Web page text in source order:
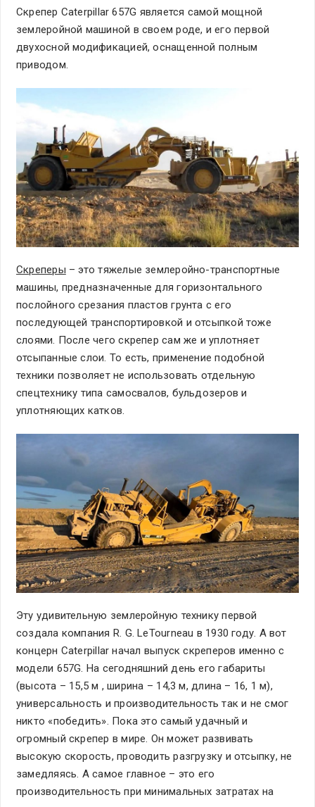
Скрепер Caterpillar 657G является самой мощной
землеройной машиной в своем роде, и его первой
двухосной модификацией, оснащенной полным
приводом.
Скреперы – это тяжелые землеройно-транспортные
машины, предназначенные для горизонтального
послойного срезания пластов грунта с его
последующей транспортировкой и отсыпкой тоже
слоями. После чего скрепер сам же и уплотняет
отсыпанные слои. То есть, применение подобной
техники позволяет не использовать отдельную
спецтехнику типа самосвалов, бульдозеров и
уплотняющих катков.
Эту удивительную землеройную технику первой
создала компания R. G. LeTourneau в 1930 году. А вот
концерн Caterpillar начал выпуск скреперов именно с
модели 657G. На сегодняшний день его габариты
(высота – 15,5 м , ширина – 14,3 м, длина – 16, 1 м),
универсальность и производительность так и не смог
никто «победить». Пока это самый удачный и
огромный скрепер в мире. Он может развивать
высокую скорость, проводить разгрузку и отсыпку, не
замедляясь. А самое главное – это его
производительность при минимальных затратах на